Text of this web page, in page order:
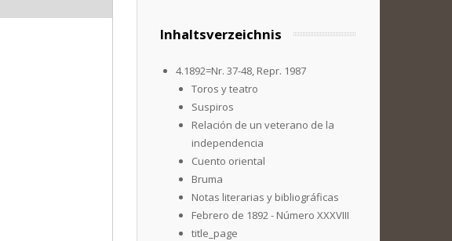
Inhaltsverzeichnis
4.1892=Nr. 37-48, Repr. 1987
Toros y teatro
Suspiros
Relación de un veterano de la
independencia
Cuento oriental
Bruma
Notas literarias y bibliográficas
Febrero de 1892 - Número XXXVIII
title_page